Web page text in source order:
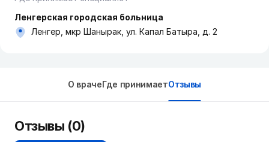
Ленгерская городская больница
Ленгер, мкр Шанырак, ул. Капал Батыра, д. 2
О врачеГде принимаетОтзывы
Отзывы (0)